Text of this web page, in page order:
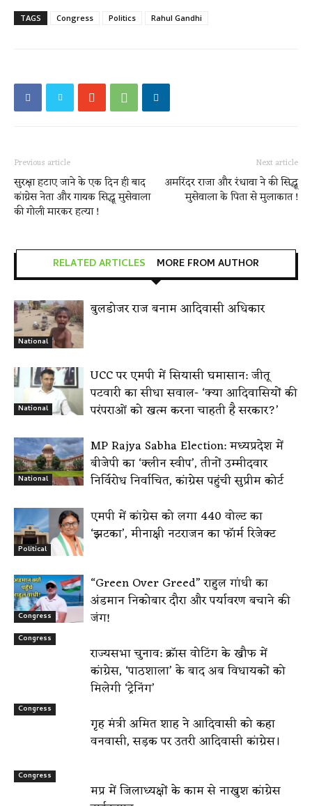
TAGS Congress Politics Rahul Gandhi
Previous article
सुरक्षा हटाए जाने के एक दिन ही बाद
कांग्रेस नेता और गायक सिद्धू मुसेवाला
की गोली मारकर हत्या !
Next article
अमरिंदर राजा और रंधावा ने की सिद्धू
मुसेवाला के पिता से मुलाकात !
RELATED ARTICLES MORE FROM AUTHOR
National
बुलडोजर राज बनाम आदिवासी अधिकार
National
UCC पर एमपी में सियासी घमासान: जीतू
पटवारी का सीधा सवाल- ‘क्या आदिवासियों की
परंपराओं को खत्म करना चाहती है सरकार?’
National
MP Rajya Sabha Election: मध्यप्रदेश में
बीजेपी का ‘क्लीन स्वीप’, तीनों उम्मीदवार
निर्विरोध निर्वाचित, कांग्रेस पहुंची सुप्रीम कोर्ट
Political
एमपी में कांग्रेस को लगा 440 वोल्ट का
‘झटका’, मीनाक्षी नटराजन का फॉर्म रिजेक्ट
Congress
“Green Over Greed” राहुल गांधी का
अंडमान निकोबार दौरा और पर्यावरण बचाने की
जंग!
Congress
राज्यसभा चुनाव: क्रॉस वोटिंग के खौफ में
कांग्रेस, ‘पाठशाला’ के बाद अब विधायकों को
मिलेगी ‘ट्रेनिंग’
Congress
गृह मंत्री अमित शाह ने आदिवासी को कहा
वनवासी, सड़क पर उतरी आदिवासी कांग्रेस।
Congress
मप्र में जिलाध्यक्षों के काम से नाखुश कांग्रेस